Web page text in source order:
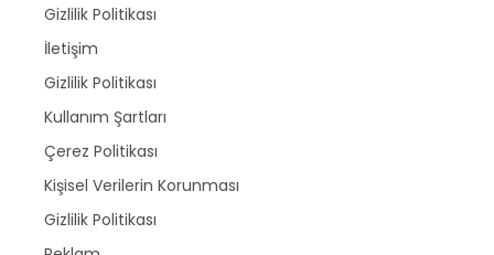
Gizlilik Politikası
İletişim
Gizlilik Politikası
Kullanım Şartları
Çerez Politikası
Kişisel Verilerin Korunması
Gizlilik Politikası